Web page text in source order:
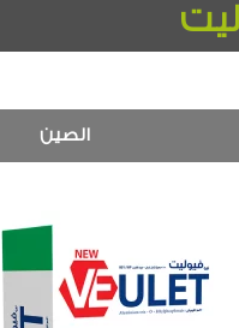
الصين